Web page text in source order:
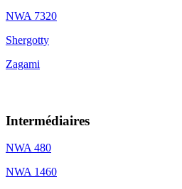
NWA 7320
Shergotty
Zagami
Intermédiaires
NWA 480
NWA 1460